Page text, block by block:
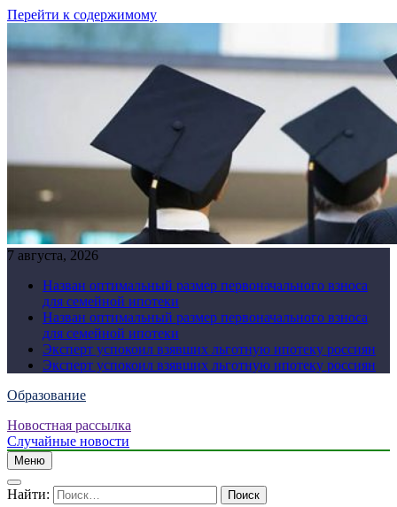
Перейти к содержимому
7 августа, 2026
Назван оптимальный размер первоначального взноса
для семейной ипотеки
Назван оптимальный размер первоначального взноса
для семейной ипотеки
Эксперт успокоил взявших льготную ипотеку россиян
Эксперт успокоил взявших льготную ипотеку россиян
Образование
Новостная рассылка
Случайные новости
Меню
Найти: